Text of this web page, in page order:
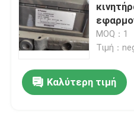
MOQ：1
Τιμή：
Καλύτερη τιμή